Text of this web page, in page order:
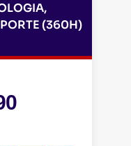
(360H)